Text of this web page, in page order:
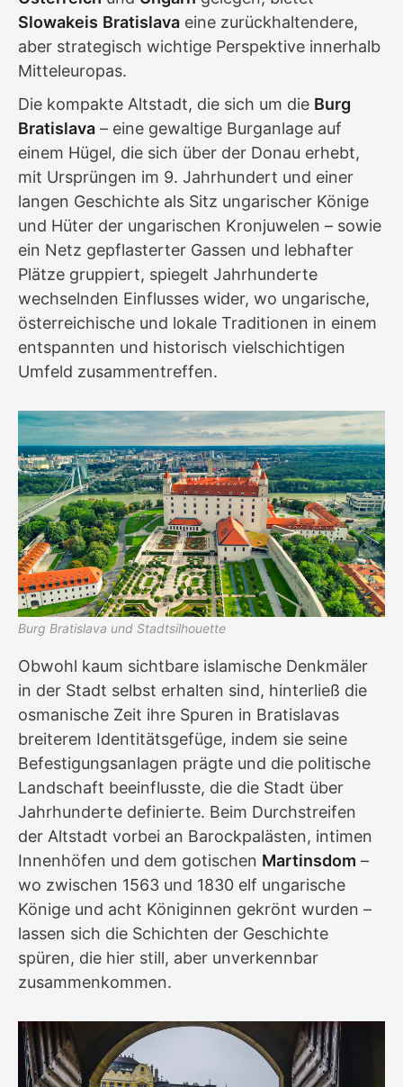
Slowakeis Bratislava eine zurückhaltendere,
aber strategisch wichtige Perspektive innerhalb
Mitteleuropas.
Die kompakte Altstadt, die sich um die Burg
Bratislava – eine gewaltige Burganlage auf
einem Hügel, die sich über der Donau erhebt,
mit Ursprüngen im 9. Jahrhundert und einer
langen Geschichte als Sitz ungarischer Könige
und Hüter der ungarischen Kronjuwelen – sowie
ein Netz gepflasterter Gassen und lebhafter
Plätze gruppiert, spiegelt Jahrhunderte
wechselnden Einflusses wider, wo ungarische,
österreichische und lokale Traditionen in einem
entspannten und historisch vielschichtigen
Umfeld zusammentreffen.
Burg Bratislava und Stadtsilhouette
Obwohl kaum sichtbare islamische Denkmäler
in der Stadt selbst erhalten sind, hinterließ die
osmanische Zeit ihre Spuren in Bratislavas
breiterem Identitätsgefüge, indem sie seine
Befestigungsanlagen prägte und die politische
Landschaft beeinflusste, die die Stadt über
Jahrhunderte definierte. Beim Durchstreifen
der Altstadt vorbei an Barockpalästen, intimen
Innenhöfen und dem gotischen Martinsdom –
wo zwischen 1563 und 1830 elf ungarische
Könige und acht Königinnen gekrönt wurden –
lassen sich die Schichten der Geschichte
spüren, die hier still, aber unverkennbar
zusammenkommen.